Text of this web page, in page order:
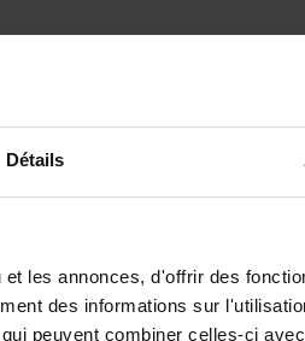
Détails
les annonces, d'offrir des
des informations sur
peuvent combiner celles-ci